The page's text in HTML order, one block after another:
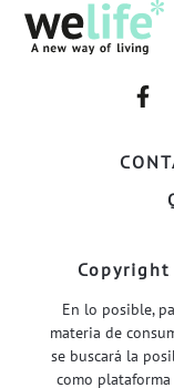
–
En lo posible,
materia de
se buscará la
como